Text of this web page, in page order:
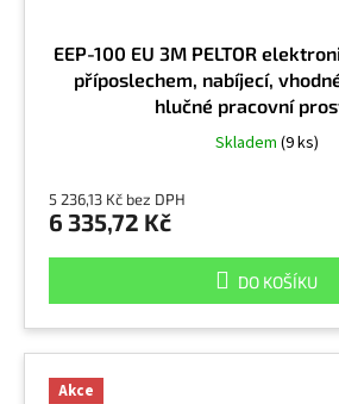
EEP-100 EU 3M PELTOR
příposlechem, nabíjecí,
hlučné pracovní
Skladem (9 ks)
5 236,13 Kč bez DPH
6 335,72 Kč
DO KOŠÍKU
Akce